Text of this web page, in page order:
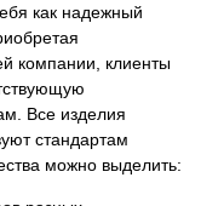
как надежный
компании, клиенты
Все изделия
стандартам
можно выделить: